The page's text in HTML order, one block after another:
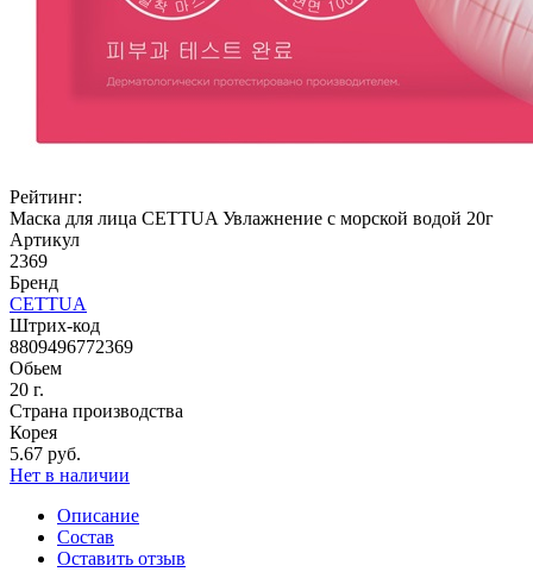
Рейтинг:
Маска для лица CETTUA Увлажнение с морской водой 20г
Артикул
2369
Бренд
CETTUA
Штрих-код
8809496772369
Обьем
20 г.
Страна производства
Корея
5.67 руб.
Нет в наличии
Описание
Состав
Оставить отзыв